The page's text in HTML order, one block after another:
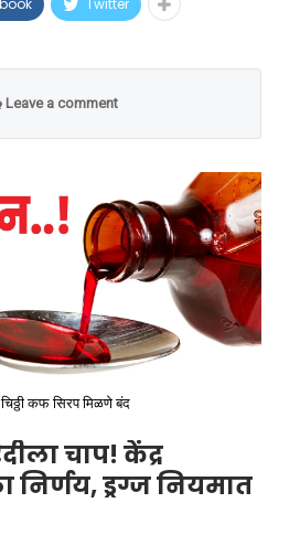
कर्मचाऱ्यांना त्यांच्या बेसिक
HRA सूटमिळत होती, तर इतर
40%होती.
2026
यादीत आणखी 4 मोठ्या
आहे:
Twitter
Leave a comment
चिठ्ठी कफ सिरप मिळणे बंद
चाप! केंद्र
निर्णय, ड्रग्ज नियमात